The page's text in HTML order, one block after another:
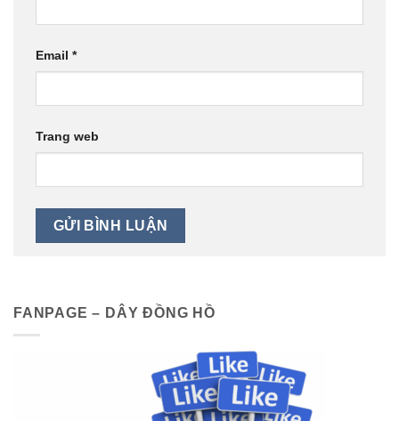
Email *
Trang web
FANPAGE – DÂY ĐỒNG HỒ